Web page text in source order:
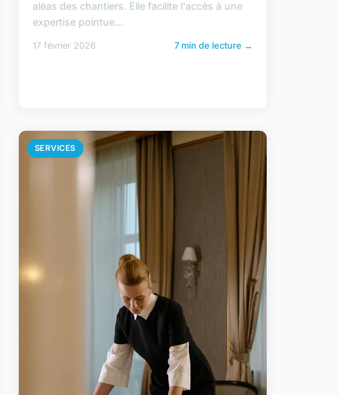
aléas des chantiers. Elle facilite l'accès à une
expertise pointue...
17 février 2026 7 min de lecture →
SERVICES